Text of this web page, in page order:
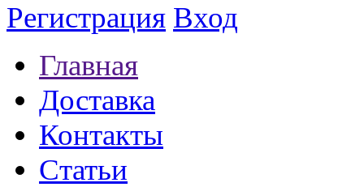
Регистрация Вход
Главная
Доставка
Контакты
Статьи